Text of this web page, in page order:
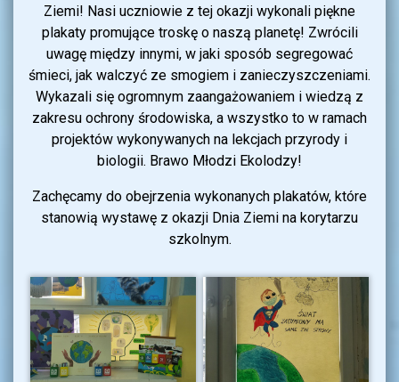
Ziemi! Nasi uczniowie z tej okazji wykonali piękne
plakaty promujące troskę o naszą planetę! Zwrócili
uwagę między innymi, w jaki sposób segregować
śmieci, jak walczyć ze smogiem i zanieczyszczeniami.
Wykazali się ogromnym zaangażowaniem i wiedzą z
zakresu ochrony środowiska, a wszystko to w ramach
projektów wykonywanych na lekcjach przyrody i
biologii. Brawo Młodzi Ekolodzy!
Zachęcamy do obejrzenia wykonanych plakatów, które
stanowią wystawę z okazji Dnia Ziemi na korytarzu
szkolnym.